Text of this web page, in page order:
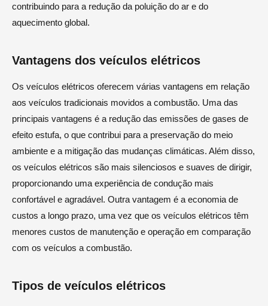
contribuindo para a redução da poluição do ar e do
aquecimento global.
Vantagens dos veículos elétricos
Os veículos elétricos oferecem várias vantagens em relação
aos veículos tradicionais movidos a combustão. Uma das
principais vantagens é a redução das emissões de gases de
efeito estufa, o que contribui para a preservação do meio
ambiente e a mitigação das mudanças climáticas. Além disso,
os veículos elétricos são mais silenciosos e suaves de dirigir,
proporcionando uma experiência de condução mais
confortável e agradável. Outra vantagem é a economia de
custos a longo prazo, uma vez que os veículos elétricos têm
menores custos de manutenção e operação em comparação
com os veículos a combustão.
Tipos de veículos elétricos